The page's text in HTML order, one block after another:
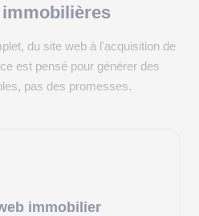
du site web à l'acquisition de
est pensé pour générer des
pas des promesses.
immobilier